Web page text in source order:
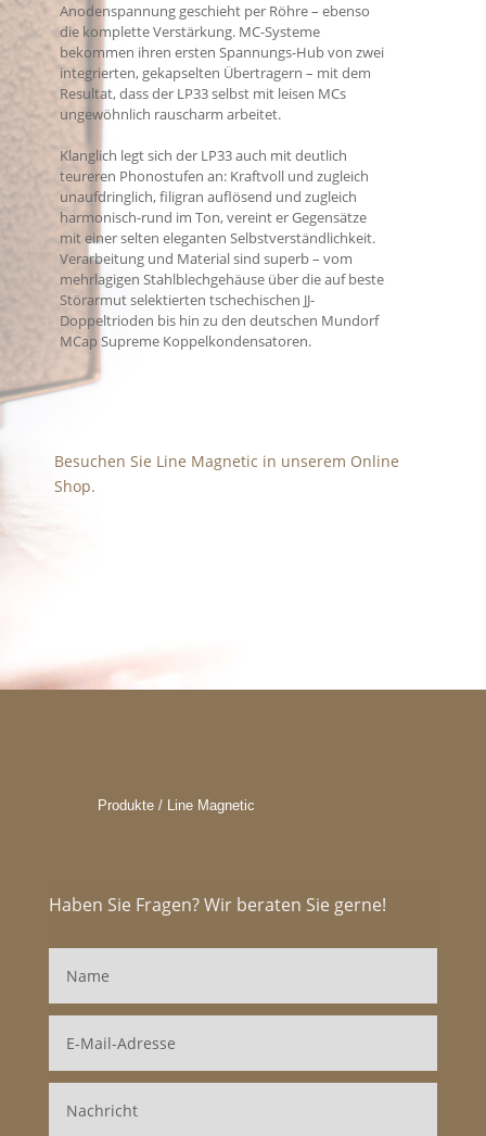
Anodenspannung geschieht per Röhre – ebenso
die komplette Verstärkung. MC-Systeme
bekommen ihren ersten Spannungs-Hub von zwei
integrierten, gekapselten Übertragern – mit dem
Resultat, dass der LP33 selbst mit leisen MCs
ungewöhnlich rauscharm arbeitet.
Klanglich legt sich der LP33 auch mit deutlich
teureren Phonostufen an: Kraftvoll und zugleich
unaufdringlich, filigran auflösend und zugleich
harmonisch-rund im Ton, vereint er Gegensätze
mit einer selten eleganten Selbstverständlichkeit.
Verarbeitung und Material sind superb – vom
mehrlagigen Stahlblechgehäuse über die auf beste
Störarmut selektierten tschechischen JJ-
Doppeltrioden bis hin zu den deutschen Mundorf
MCap Supreme Koppelkondensatoren.
Besuchen Sie Line Magnetic in unserem Online
Shop.
Produkte / Line Magnetic
Haben Sie Fragen? Wir beraten Sie gerne!